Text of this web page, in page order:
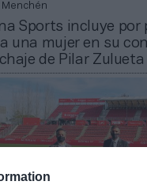
Menchén
Sports incluye por
una mujer en su
de Pilar Zulueta